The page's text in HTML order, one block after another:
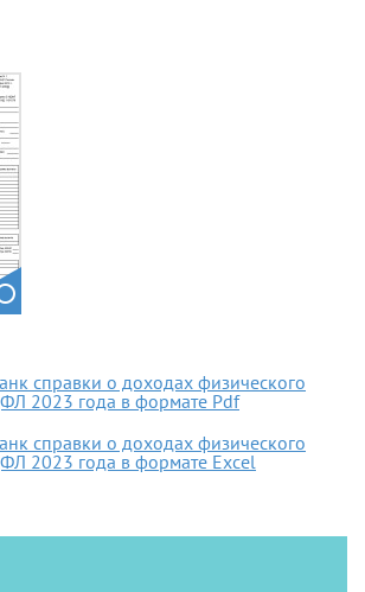
справки о доходах физического
2023 года в формате Pdf
справки о доходах физического
2023 года в формате Excel